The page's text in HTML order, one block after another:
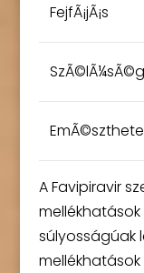
FejfÃ¡jÃ¡s
SzÃ©lÃ¼sÃ©g
A Favipiravir
súlyosságúak